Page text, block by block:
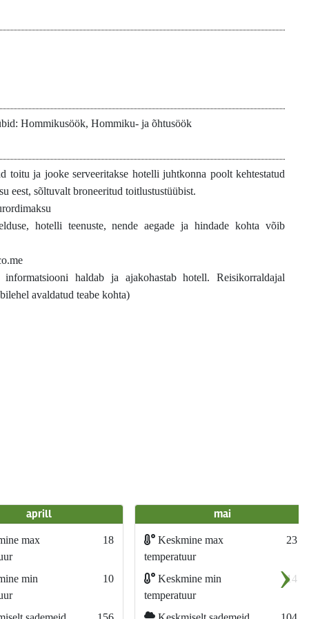
Hommikusöök, Hommiku- ja õhtusöök
toitu ja jooke serveeritakse hotelli juhtkonna poolt kehtestatud
eest, sõltuvalt broneeritud toitlustustüübist.
hotelli teenuste, nende aegade ja hindade kohta võib
haldab ja ajakohastab hotell. Reisikorraldajal
avaldatud teabe kohta)
›
aprill
max
18
min
10
mai
Keskmine max
temperatuur
23
Keskmine min
temperatuur
14